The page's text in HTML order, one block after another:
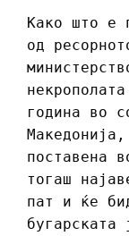
Како што е
од
година во
поставена
тогаш
пат и ќе
бугарската